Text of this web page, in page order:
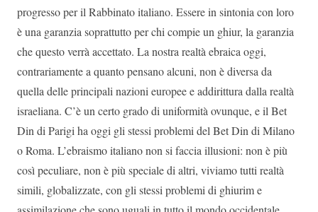
progresso per il Rabbinato italiano. Essere in sintonia con loro
è una garanzia soprattutto per chi compie un ghiur, la garanzia
che questo verrà accettato. La nostra realtà ebraica oggi,
contrariamente a quanto pensano alcuni, non è diversa da
quella delle principali nazioni europee e addirittura dalla realtà
israeliana. C’è un certo grado di uniformità ovunque, e il Bet
Din di Parigi ha oggi gli stessi problemi del Bet Din di Milano
o Roma. L’ebraismo italiano non si faccia illusioni: non è più
così peculiare, non è più speciale di altri, viviamo tutti realtà
simili, globalizzate, con gli stessi problemi di ghiurim e